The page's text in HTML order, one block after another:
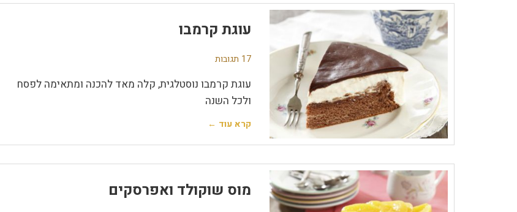
עוגת קרמבו
17 תגובות
עוגת קרמבו נוסטלגית, קלה מאד להכנה ומתאימה לפסח
ולכל השנה
קרא עוד ←
מוס שוקולד ואפרסקים